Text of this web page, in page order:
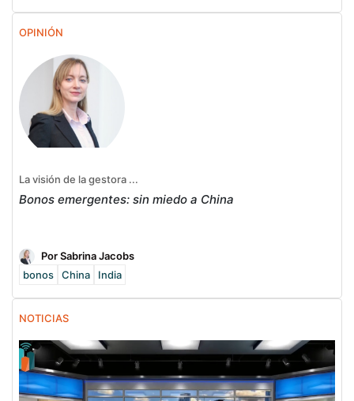
OPINIÓN
La visión de la gestora ...
Bonos emergentes: sin miedo a China
Por Sabrina Jacobs
bonos
China India
NOTICIAS